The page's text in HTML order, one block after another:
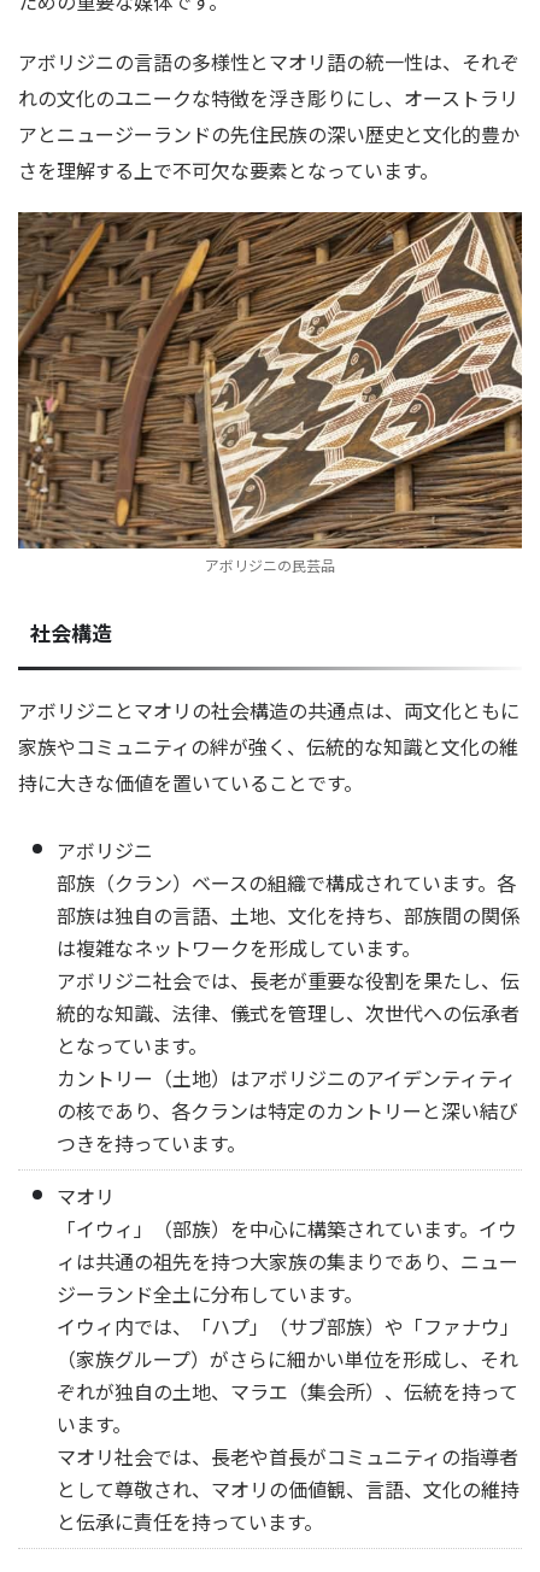
アボリジニの言語の多様性とマオリ語の統一性は、それぞ
れの文化のユニークな特徴を浮き彫りにし、オーストラリ
アとニュージーランドの先住民族の深い歴史と文化的豊か
さを理解する上で不可欠な要素となっています。
アボリジニの民芸品
社会構造
アボリジニとマオリの社会構造の共通点は、両文化ともに
家族やコミュニティの絆が強く、伝統的な知識と文化の維
持に大きな価値を置いていることです。
アボリジニ
部族（クラン）ベースの組織で構成されています。各
部族は独自の言語、土地、文化を持ち、部族間の関係
は複雑なネットワークを形成しています。
アボリジニ社会では、長老が重要な役割を果たし、伝
統的な知識、法律、儀式を管理し、次世代への伝承者
となっています。
カントリー（土地）はアボリジニのアイデンティティ
の核であり、各クランは特定のカントリーと深い結び
つきを持っています。
マオリ
「イウィ」（部族）を中心に構築されています。イウ
ィは共通の祖先を持つ大家族の集まりであり、ニュー
ジーランド全土に分布しています。
イウィ内では、「ハプ」（サブ部族）や「ファナウ」
（家族グループ）がさらに細かい単位を形成し、それ
ぞれが独自の土地、マラエ（集会所）、伝統を持って
います。
マオリ社会では、長老や首長がコミュニティの指導者
として尊敬され、マオリの価値観、言語、文化の維持
と伝承に責任を持っています。